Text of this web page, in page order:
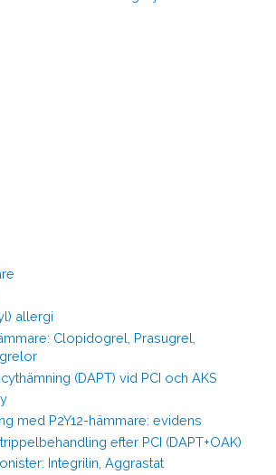
allergi
Clopidogrel, Prasugrel,
(DAPT) vid PCI och AKS
med P2Y12-hämmare: evidens
efter PCI (DAPT+OAK)
Integrilin, Aggrastat